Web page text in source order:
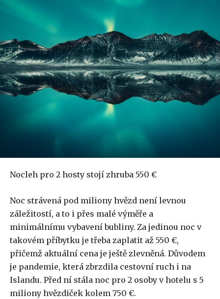
Nocleh pro 2 hosty stojí zhruba 550 €
Noc strávená pod miliony hvězd není levnou
záležitostí, a to i přes malé výměře a
minimálnímu vybavení bubliny. Za jedinou noc v
takovém příbytku je třeba zaplatit až 550 €,
přičemž aktuální cena je ještě zlevněná. Důvodem
je pandemie, která zbrzdila cestovní ruch i na
Islandu. Před ní stála noc pro 2 osoby v hotelu s 5
miliony hvězdiček kolem 750 €.